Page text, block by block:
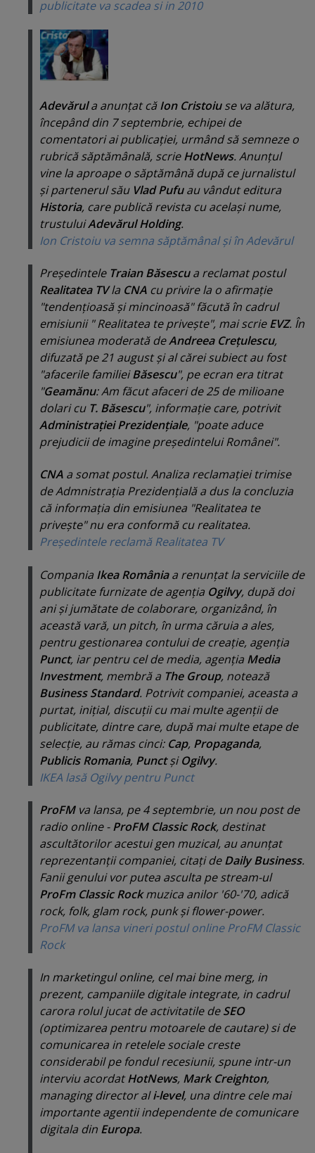
publicitate va scadea si in 2010
Adevărula anunţat căIon Cristoiuse va alătura,
începând din 7 septembrie, echipei de
comentatori ai publicaţiei, urmând să semneze o
rubrică săptămânală, scrieHotNews. Anunţul
vine la aproape o săptămână după ce jurnalistul
şi partenerul său Vlad Pufuau vândut editura
Historia, care publică revista cu acelaşi nume,
trustuluiAdevărul Holding.
Ion Cristoiu va semna săptămânal şi în Adevărul
Preşedintele Traian Băsescua reclamat postul
Realitatea TVla CNA cu privire la o afirmaţie
"tendenţioasă şi mincinoasă" făcută în cadrul
emisiunii "Realitatea te priveşte", mai scrieEVZ. În
emisiunea moderată deAndreea Creţulescu,
difuzată pe 21 august şi al cărei subiect au fost
"afacerile familieiBăsescu", pe ecran era titrat
"Geamănu: Am făcut afaceri de 25 de milioane
dolari cu T. Băsescu", informaţie care, potrivit
Administraţiei Prezidenţiale, "poate aduce
prejudicii de imagine preşedintelui Românei".
CNA a somat postul. Analiza reclamaţiei trimise
de Admnistraţia Prezidenţială a dus la concluzia
că informaţia din emisiunea "Realitatea te
priveşte" nu era conformă cu realitatea.
Preşedintele reclamă Realitatea TV
Compania Ikea Româniaa renunţat la serviciile de
publicitate furnizate de agenţia Ogilvy, după doi
ani şi jumătate de colaborare, organizând, în
această vară, un pitch, în urma căruia a ales,
pentru gestionarea contului de creaţie, agenţia
Punct, iar pentru cel de media, agenţia Media
Investment, membră a The Group, notează
Business Standard. Potrivit companiei, aceasta a
purtat, iniţial, discuţii cu mai multe agenţii de
publicitate, dintre care, după mai multe etape de
selecţie, au rămas cinci: Cap, Propaganda,
Publicis Romania, PunctşiOgilvy.
IKEA lasă Ogilvy pentru Punct
ProFMva lansa, pe 4 septembrie, un nou post de
radio online -ProFM Classic Rock, destinat
ascultătorilor acestui gen muzical, au anunţat
reprezentanţii companiei, citaţi deDaily Business.
Fanii genului vor putea asculta pe stream-ul
ProFm Classic Rockmuzica anilor '60-'70, adică
rock, folk, glam rock, punkşiflower-power.
ProFM va lansa vineri postul online ProFM Classic
Rock
In marketingul online, cel mai bine merg, in
prezent, campaniile digitale integrate, in cadrul
carora rolul jucat de activitatile deSEO
(optimizarea pentru motoarele de cautare) si de
comunicarea in retelele sociale creste
considerabil pe fondul recesiunii, spune intr-un
interviu acordatHotNews, Mark Creighton,
managing director ali-level, una dintre cele mai
importante agentii independente de comunicare
digitala din Europa.